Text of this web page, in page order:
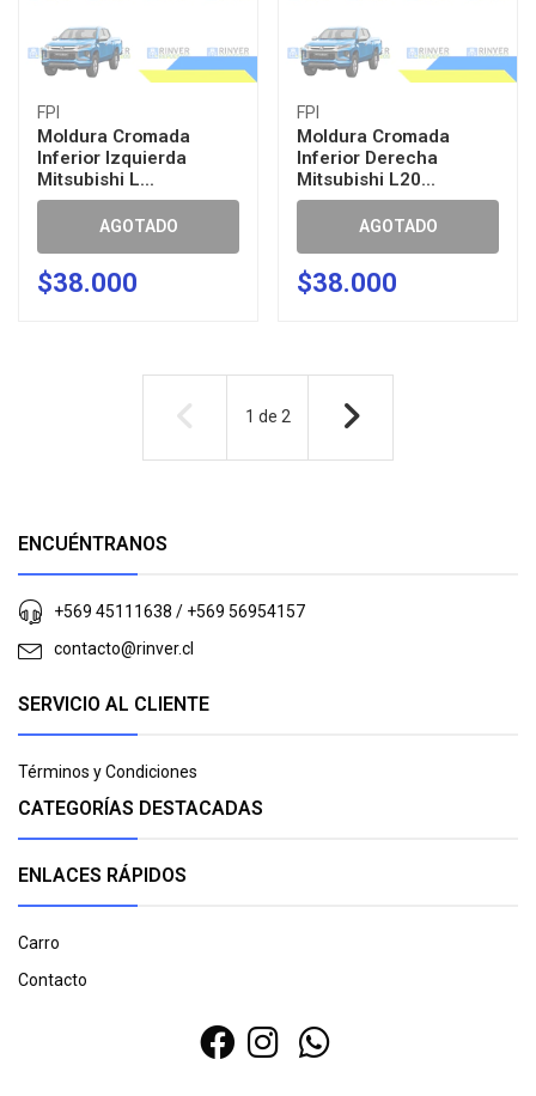
FPI
Moldura Cromada
Inferior Izquierda
Mitsubishi L...
AGOTADO
$38.000
FPI
Moldura Cromada
Inferior Derecha
Mitsubishi L20...
AGOTADO
$38.000
1 de 2
ENCUÉNTRANOS
+569 45111638 / +569 56954157
contacto@rinver.cl
SERVICIO AL CLIENTE
Términos y Condiciones
CATEGORÍAS DESTACADAS
ENLACES RÁPIDOS
Carro
Contacto